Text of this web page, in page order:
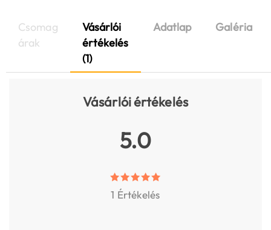
Csomag
árak
Vásárlói
értékelés
(1)
Adatlap Galéria
Vásárlói értékelés
5.0
1 Értékelés